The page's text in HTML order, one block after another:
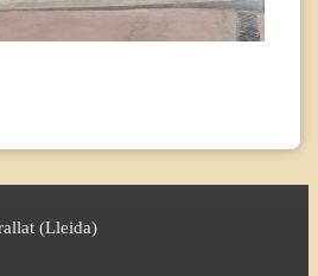
(Lleida)